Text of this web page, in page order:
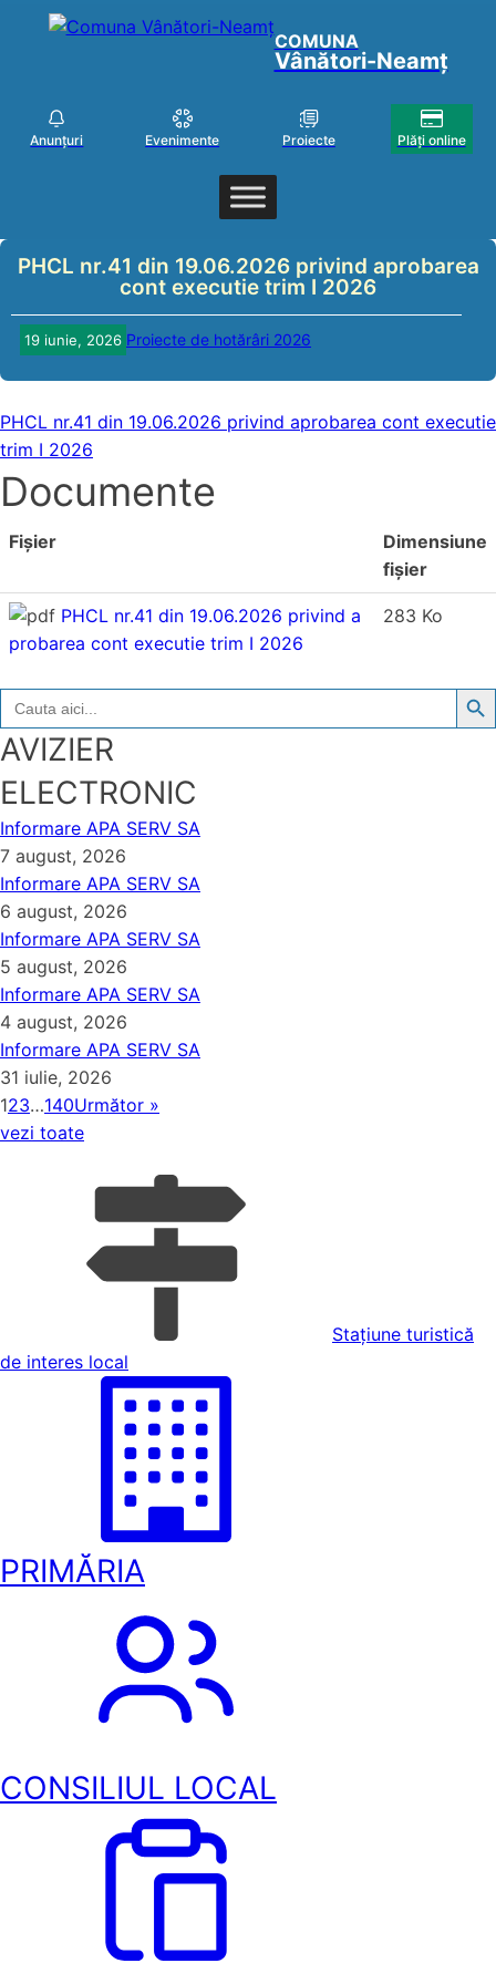
COMUNA
Vânători-Neamț
Anunțuri Evenimente Proiecte Plăți online
PHCL nr.41 din 19.06.2026 privind aprobarea
cont executie trim I 2026
19 iunie, 2026 Proiecte de hotărâri 2026
PHCL nr.41 din 19.06.2026 privind aprobarea cont executie
trim I 2026
Documente
Fișier
Dimensiune
fișier
PHCL nr.41 din 19.06.2026 privind a
probarea cont executie trim I 2026
283 Ko
Search
for:
Search
AVIZIER
ELECTRONIC
Informare APA SERV SA
7 august, 2026
Informare APA SERV SA
6 august, 2026
Informare APA SERV SA
5 august, 2026
Informare APA SERV SA
4 august, 2026
Informare APA SERV SA
31 iulie, 2026
123…140Următor »
vezi toate
Stațiune turistică
de interes local
PRIMĂRIA
CONSILIUL LOCAL